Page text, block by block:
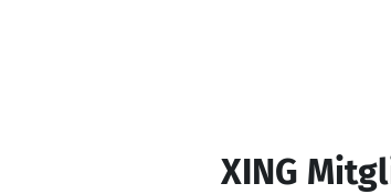
XING